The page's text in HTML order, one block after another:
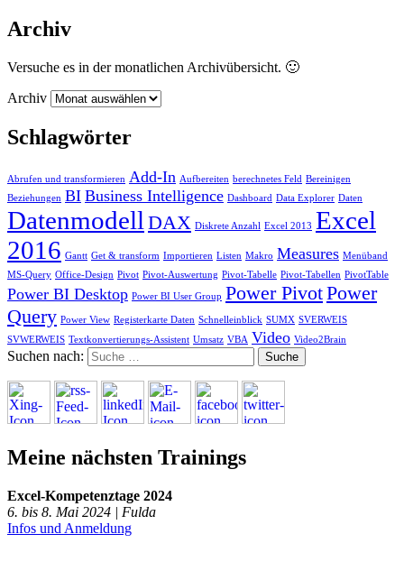
Archiv
Versuche es in der monatlichen Archivübersicht. 🙂
Archiv
Schlagwörter
Abrufen und transformieren Add-In Aufbereiten berechnetes Feld Bereinigen
Beziehungen BI Business Intelligence Dashboard Data Explorer Daten
Datenmodell DAX Diskrete Anzahl Excel 2013 Excel
2016 Gantt Get & transform Importieren Listen Makro Measures Menüband
MS-Query Office-Design Pivot Pivot-Auswertung Pivot-Tabelle Pivot-Tabellen PivotTable
Power BI Desktop Power BI User Group Power PivotPower
Query Power View Registerkarte Daten Schnelleinblick SUMX SVERWEIS
SVWERWEIS Textkonvertierungs-Assistent Umsatz VBA Video Video2Brain
Suchen nach:
Meine nächsten Trainings
Excel-Kompetenztage 2024
6. bis 8. Mai 2024 | Fulda
Infos und Anmeldung